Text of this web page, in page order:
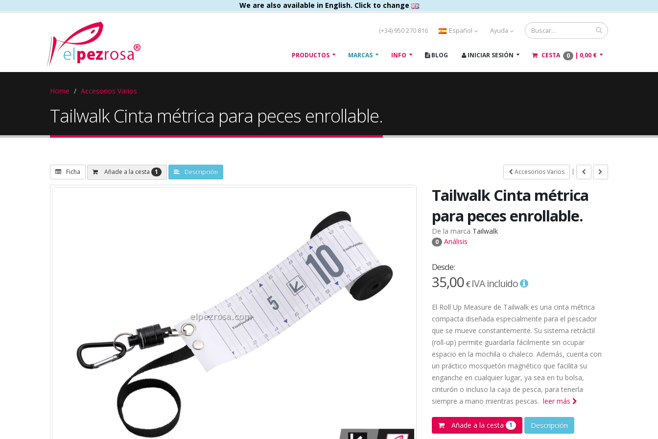
We are also available in English. Click to change
(+34) 950 270 816 Español Ayuda
PRODUCTOS MARCAS INFO BLOG INICIAR SESIÓN CESTA 0 | 0,00 €
Home Accesorios Varios
Tailwalk Cinta métrica para peces enrollable.
Ficha Añade a la cesta 1 Descripción Accesorios Varios |
Tailwalk Cinta métrica
para peces enrollable.
De la marca Tailwalk
0 Análisis
Desde:
35,00€IVA incluido
El Roll Up Measure de Tailwalk es una cinta métrica
compacta diseñada especialmente para el pescador
que se mueve constantemente. Su sistema retráctil
(roll-up) permite guardarla fácilmente sin ocupar
espacio en la mochila o chaleco. Además, cuenta con
un práctico mosquetón magnético que facilita su
enganche en cualquier lugar, ya sea en tu bolsa,
cinturón o incluso la caja de pesca, para tenerla
siempre a mano mientras pescas. leer más
Añade a la cesta 1 Descripción